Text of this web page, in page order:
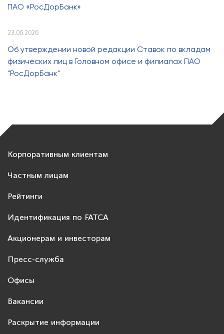
ПАО «РосДорБанк»
23.06.2026
Об утверждении новой редакции Ставок по вкладам
физических лиц в Головном офисе и филиалах ПАО
"РосДорБанк"
Корпоративным клиентам
Частным лицам
Рейтинги
Идентификация по FATCA
Акционерам и инвесторам
Пресс-служба
Офисы
Вакансии
Раскрытие информации